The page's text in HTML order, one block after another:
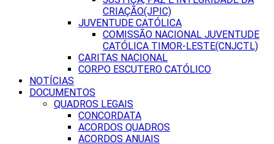
CRIAÇÃO(JPIC)
JUVENTUDE CATÓLICA
COMISSÃO NACIONAL JUVENTUDE
CATÓLICA TIMOR-LESTE(CNJCTL)
CARITAS NACIONAL
CORPO ESCUTERO CATÓLICO
NOTÍCIAS
DOCUMENTOS
QUADROS LEGAIS
CONCORDATA
ACORDOS QUADROS
ACORDOS ANUAIS